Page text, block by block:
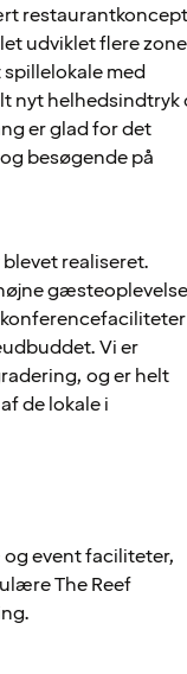
restaurantkoncept
udviklet flere
med
nyt helhedsindtryk
er glad for det
besøgende på
realiseret.
konferencefaciliteter
Vi er
og er helt
de lokale i
event faciliteter,
The Reef